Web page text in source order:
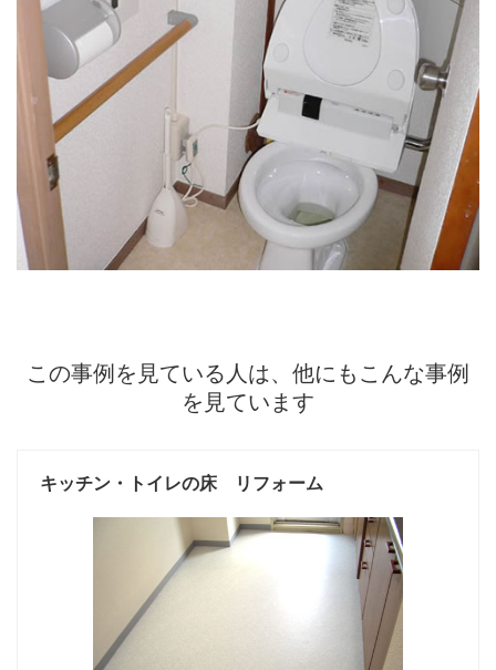
この事例を見ている人は、他にもこんな事例
を見ています
キッチン・トイレの床 リフォーム